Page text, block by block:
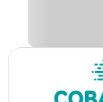
Madeira de reflorestamento e